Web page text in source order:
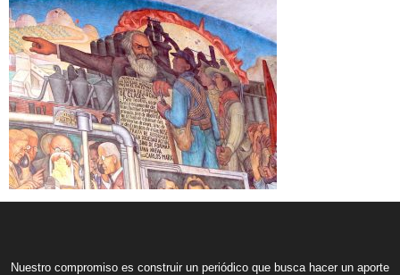
Nuestro compromiso es construir un periódico que busca hacer un aporte